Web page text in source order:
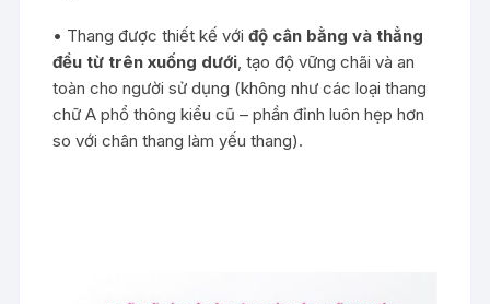
• Thang được thiết kế vớiđộ cân bằng và thẳng
đều từ trên xuống dưới, tạo độ vững chãi và an
toàn cho người sử dụng (không như các loại thang
chữ A phổ thông kiểu cũ – phần đỉnh luôn hẹp hơn
so với chân thang làm yếu thang).